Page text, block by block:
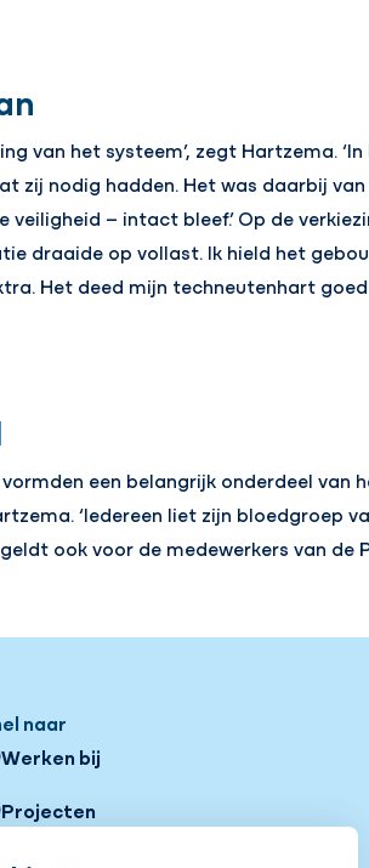
van het systeem’, zegt Hartzema.
zij nodig hadden. Het was daarbij
veiligheid – intact bleef.’ Op de
draaide op vollast. Ik hield het
Het deed mijn techneutenhart
een belangrijk onderdeel van
‘Iedereen liet zijn bloedgroep
ook voor de medewerkers van de
naar
Werken bij
Projecten